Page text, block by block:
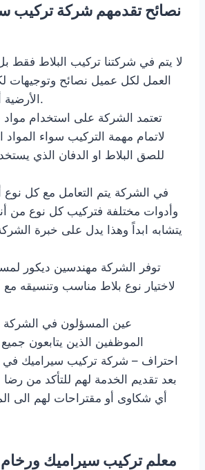
لا يتم في شركتنا تركيب البلاط فقط
العمل لكل عميل نصائح وتوجيهات
الأرضية أياً كان نوعها.
تعتمد الشركة على استخدام مواد
لاتمام مهمة التركيب سواء
للصق البلاط او الدفان الذي
في الشركة يتم التعامل مع كل
وأدوات مختلفة فتركيب كل نوع من
يتشابه ابداً وهذا يدل على خبرة
توفر الشركة مهندسين ديكور
لاختيار نوع بلاط مناسب وتنسيقه
عين المسؤلون في
الموظفين الذين يتابعون
احتراف – شركة تركيب سيراميك في
بعد تقديم الخدمة لهم للتأكد من رضا
أي شكاوى أو مقتراحات لهم الى
معلم تركيب سيراميك